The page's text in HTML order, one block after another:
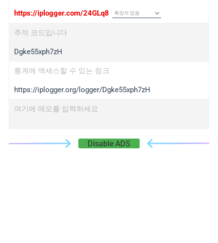
https://iplogger.com/24GLq8
추적 코드입니다
Dgke55xph7zH
통계에 액세스할 수 있는 링크
https://iplogger.org/logger/Dgke55xph7zH
여기에 메모를 입력하세요
Disable ADS